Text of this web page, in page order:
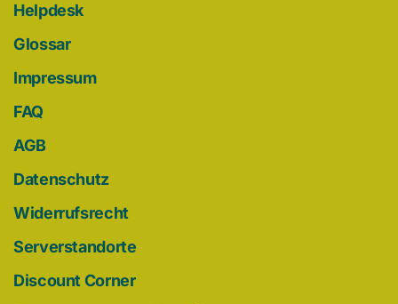
Helpdesk
Glossar
Impressum
FAQ
AGB
Datenschutz
Widerrufsrecht
Serverstandorte
Discount Corner